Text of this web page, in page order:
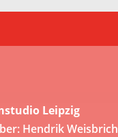
Leipzig
Hendrik Weisbrich